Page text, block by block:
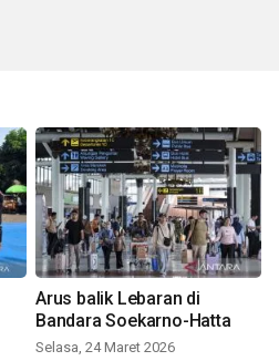
Arus balik Lebaran di
Bandara Soekarno-Hatta
Selasa, 24 Maret 2026